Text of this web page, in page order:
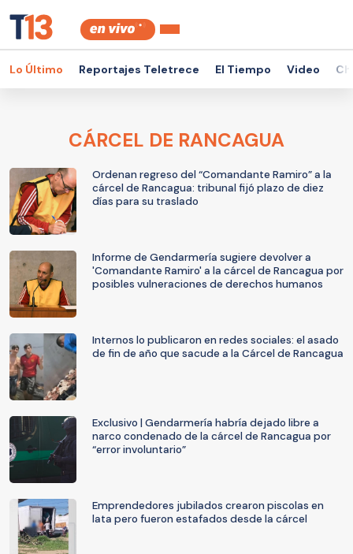
Lo Último Reportajes Teletrece El Tiempo Video
CÁRCEL DE RANCAGUA
Ordenan regreso del “Comandante Ramiro” a la
cárcel de Rancagua: tribunal fijó plazo de diez
días para su traslado
Informe de Gendarmería sugiere devolver a
'Comandante Ramiro' a la cárcel de Rancagua por
posibles vulneraciones de derechos humanos
Internos lo publicaron en redes sociales: el asado
de fin de año que sacude a la Cárcel de Rancagua
Exclusivo | Gendarmería habría dejado libre a
narco condenado de la cárcel de Rancagua por
“error involuntario”
Emprendedores jubilados crearon piscolas en
lata pero fueron estafados desde la cárcel